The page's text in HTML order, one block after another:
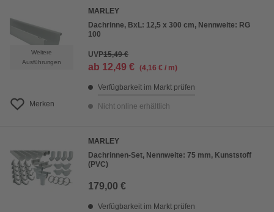
Weitere
Ausführungen
Merken
MARLEY
Dachrinne, BxL: 12,5 x 300 cm, Nennweite: RG
100
UVP15,49 €
ab 12,49 € (4,16 € / m)
Verfügbarkeit im Markt prüfen
Nicht online erhältlich
MARLEY
Dachrinnen-Set, Nennweite: 75 mm, Kunststoff
(PVC)
179,00 €
Verfügbarkeit im Markt prüfen